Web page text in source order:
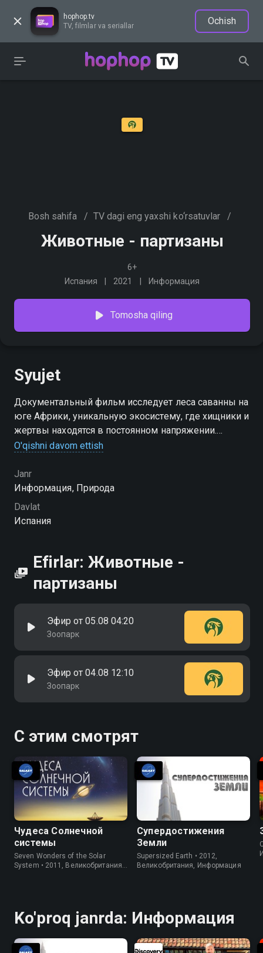
hophop.tv
TV, filmlar va seriallar
Ochish
Bosh sahifa / TV dagi eng yaxshi ko‘rsatuvlar /
Животные - партизаны
6+
Испания
2021 Информация
Tomosha qiling
Syujet
Документальный фильм исследует леса саванны на
юге Африки, уникальную экосистему, где хищники и
жертвы находятся в постоянном напряжении.
Узнайте, как каракалы, гепарды, носороги и другие
выживания
O'qishni davom ettish
Janr
Информация, Природа
Davlat
Испания
Efirlar: Животные -
партизаны
Эфир от 05.08 04:20
Зоопарк
Эфир от 04.08 12:10
Зоопарк
С этим смотрят
Чудеса Солнечной
системы
Seven Wonders of the Solar
System • 2011, Великобритания,
Супердостижения
Земли
Supersized Earth • 2012,
Великобритания, Информация
Ko'proq janrda: Информация